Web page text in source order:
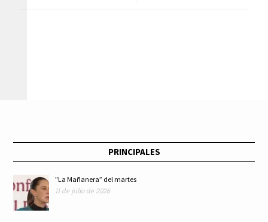
PRINCIPALES
"La Mañanera” del martes
11 de julio de 2026